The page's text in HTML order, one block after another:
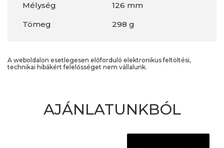
Mélység
126 mm
Tömeg
298 g
A weboldalon esetlegesen előforduló elektronikus feltöltési,
technikai hibákért felelősséget nem vállalunk.
AJÁNLATUNKBÓL